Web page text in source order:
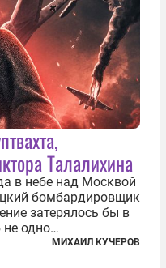
Талалихина
в небе над Москвой
бомбардировщик
затерялось бы в
не одно
из первых в
ночных таранов.
МИХАИЛ КУЧЕРОВ